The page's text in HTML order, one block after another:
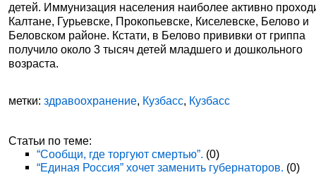
детей. Иммунизация населения наиболее активно
Калтане, Гурьевске, Прокопьевске, Киселевске, Белово и
Беловском районе. Кстати, в Белово прививки от гриппа
получило около 3 тысяч детей младшего и дошкольного
возраста.
метки:здравоохранение, Кузбасс, Кузбасс
Статьи по теме:
“Сообщи, где торгуют смертью”. (0)
“Единая Россия” хочет заменить губернаторов. (0)